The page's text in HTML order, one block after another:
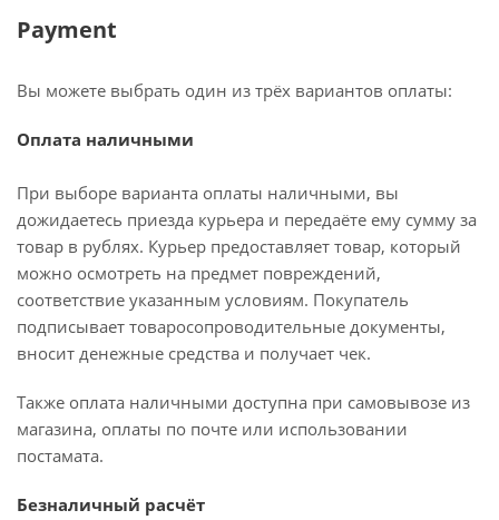
Payment
Вы можете выбрать один из трёх вариантов оплаты:
Оплата наличными
При выборе варианта оплаты наличными, вы
дожидаетесь приезда курьера и передаёте ему сумму за
товар в рублях. Курьер предоставляет товар, который
можно осмотреть на предмет повреждений,
соответствие указанным условиям. Покупатель
подписывает товаросопроводительные документы,
вносит денежные средства и получает чек.
Также оплата наличными доступна при самовывозе из
магазина, оплаты по почте или использовании
постамата.
Безналичный расчёт